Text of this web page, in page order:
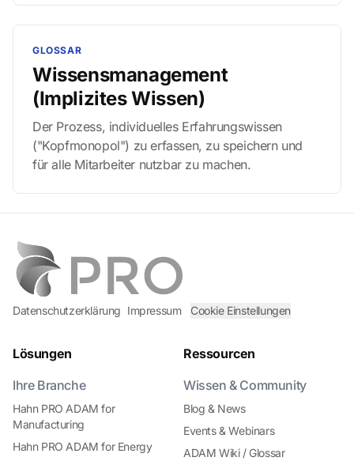
GLOSSAR
Wissensmanagement
(Implizites Wissen)
Der Prozess, individuelles Erfahrungswissen
("Kopfmonopol") zu erfassen, zu speichern und
für alle Mitarbeiter nutzbar zu machen.
Datenschutzerklärung Impressum Cookie Einstellungen
Lösungen
Ihre Branche
Hahn PRO ADAM for
Manufacturing
Hahn PRO ADAM for Energy
Ressourcen
Wissen & Community
Blog & News
Events & Webinars
ADAM Wiki / Glossar